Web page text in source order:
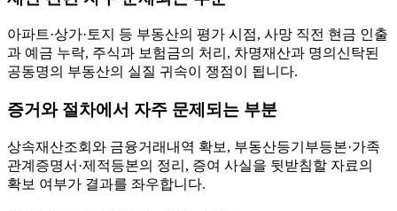
아파트·상가·토지 등 부동산의 평가 시점, 사망 직전 현금 인출
과 예금 누락, 주식과 보험금의 처리, 차명재산과 명의신탁된
공동명의 부동산의 실질 귀속이 쟁점이 됩니다.
증거와 절차에서 자주 문제되는 부분
상속재산조회와 금융거래내역 확보, 부동산등기부등본·가족
관계증명서·제적등본의 정리, 증여 사실을 뒷받침할 자료의
확보 여부가 결과를 좌우합니다.